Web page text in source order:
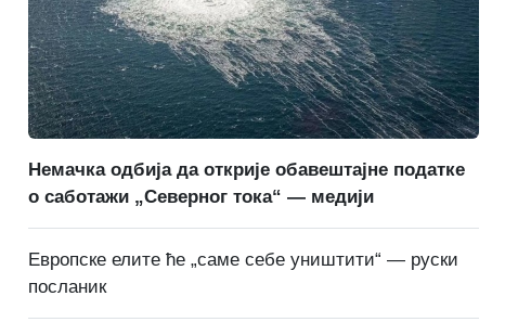
Немачка одбија да открије обавештајне податке
о саботажи „Северног тока“ — медији
Европске елите ће „саме себе уништити“ — руски
посланик